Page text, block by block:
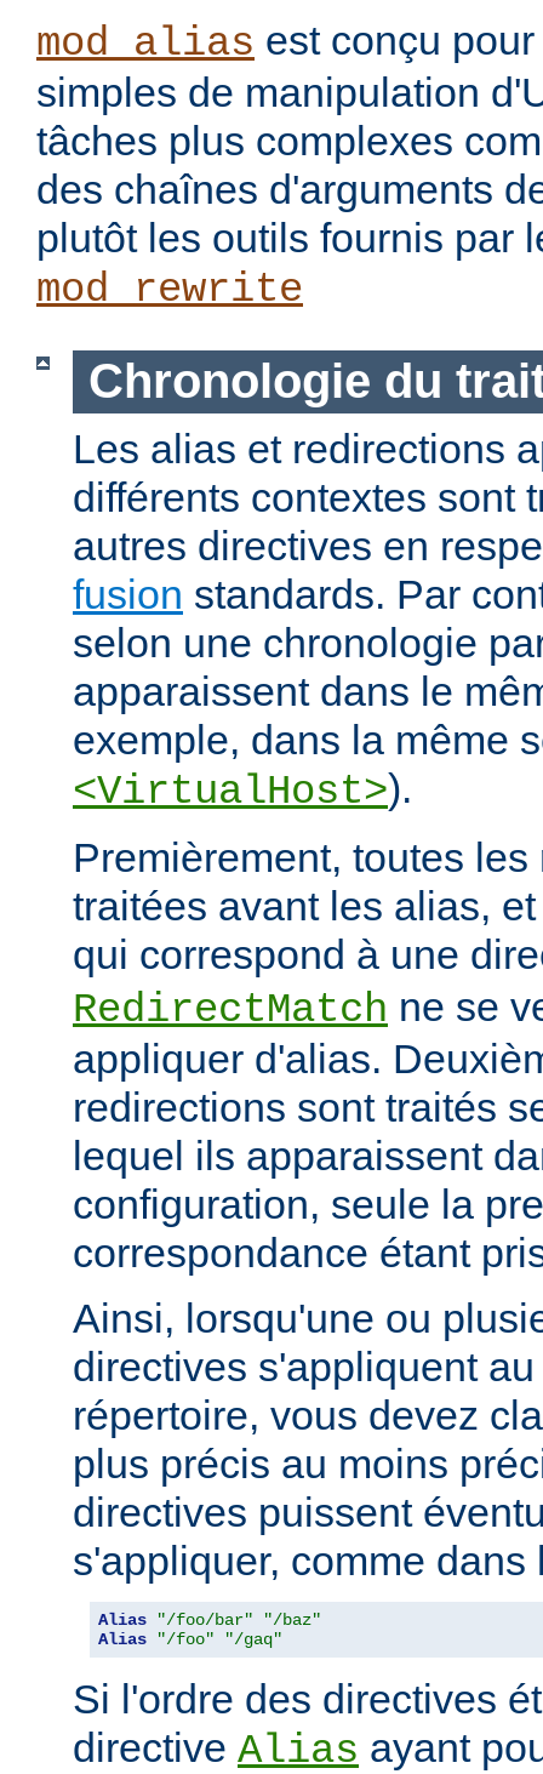
mod_alias est conçu
simples de manipulation
tâches plus complexes
des chaînes d'arguments
plutôt les outils fournis par
mod_rewrite
Chronologie du
Les alias et redirections
différents contextes sont
autres directives en
fusion standards. Par
selon une chronologie
apparaissent dans le
exemple, dans la même
<VirtualHost>).
Premièrement, toutes
traitées avant les alias,
qui correspond à une
RedirectMatch ne se
appliquer d'alias.
redirections sont traités
lequel ils apparaissent
configuration, seule la
correspondance étant
Ainsi, lorsqu'une ou
directives s'appliquent
répertoire, vous devez
plus précis au moins
directives puissent
s'appliquer, comme
Alias "/foo/bar"
"/baz"
Alias
"/foo" "/gaq"
Si l'ordre des directives
directive Alias ayant